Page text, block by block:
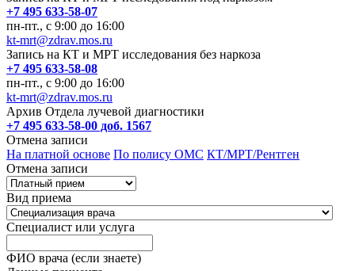
+7 495 633-58-07
пн-пт., с 9:00 до 16:00
kt-mrt@zdrav.mos.ru
Запись на КТ и МРТ исследования без наркоза
+7 495 633-58-08
пн-пт., с 9:00 до 16:00
kt-mrt@zdrav.mos.ru
Архив Отдела лучевой диагностики
+7 495 633-58-00 доб. 1567
Отмена записи
На платной основе По полису ОМС КТ/МРТ/Рентген
Отмена записи
Вид приема
Специалист или услуга
ФИО врача (если знаете)